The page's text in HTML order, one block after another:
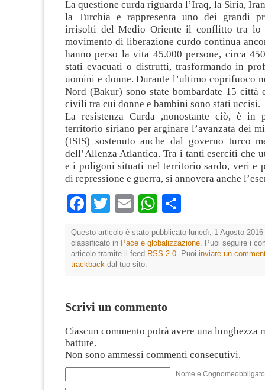
La questione curda riguarda l’Iraq, la Siria,
la Turchia e rappresenta uno dei grandi
irrisolti del Medio Oriente il conflitto tra lo
movimento di liberazione curdo continua
hanno perso la vita 45.000 persone, circa
stati evacuati o distrutti, trasformando in
uomini e donne. Durante l’ultimo coprifuoco
Nord (Bakur) sono state bombardate 15
civili tra cui donne e bambini sono stati uccisi.
La resistenza Curda ,nonostante ciò, è in
territorio siriano per arginare l’avanzata dei
(ISIS) sostenuto anche dal governo turco
dell’Allenza Atlantica. Tra i tanti eserciti che
e i poligoni situati nel territorio sardo, veri e
di repressione e guerra, si annovera anche
Facebook
TwitterEmailWhatsApp
Questo articolo è stato pubblicato lunedì, 1 Agosto
classificato in Pace e globalizzazione. Puoi seguire i
articolo tramite il feed RSS 2.0. Puoi inviare un
trackback dal tuo sito.
Scrivi un commento
Ciascun commento potrà avere una lunghezza
battute.
Non sono ammessi commenti consecutivi.
Nome e